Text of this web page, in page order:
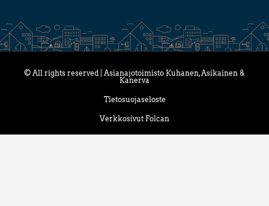
© All rights reserved | Asianajotoimisto Kuhanen, Asikainen &
Kanerva
Tietosuojaseloste
Verkkosivut Folcan